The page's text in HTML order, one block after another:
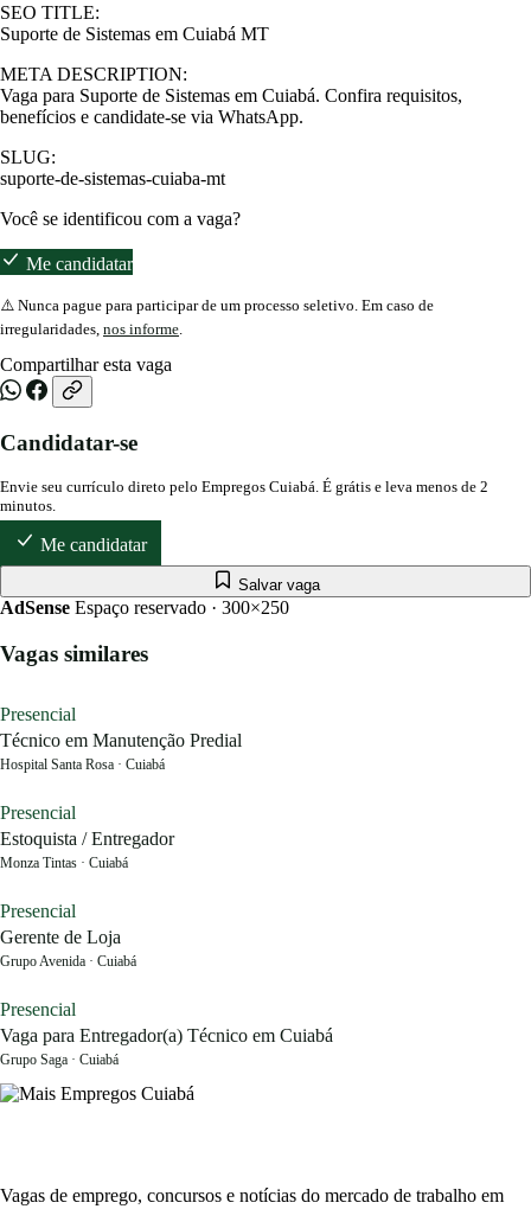
SEO TITLE:
Suporte de Sistemas em Cuiabá MT
META DESCRIPTION:
Vaga para Suporte de Sistemas em Cuiabá. Confira requisitos,
benefícios e candidate-se via WhatsApp.
SLUG:
suporte-de-sistemas-cuiaba-mt
Você se identificou com a vaga?
Me candidatar
⚠️ Nunca pague para participar de um processo seletivo. Em caso de
irregularidades, nos informe
Compartilhar esta vaga
Candidatar-se
Envie seu currículo direto pelo Empregos Cuiabá. É grátis e leva menos de 2
minutos.
Me candidatar
Salvar vaga
AdSense Espaço reservado · 300×250
Vagas similares
Presencial
Técnico em Manutenção Predial
Hospital Santa Rosa · Cuiabá
Presencial
Estoquista / Entregador
Monza Tintas · Cuiabá
Presencial
Gerente de Loja
Grupo Avenida · Cuiabá
Presencial
Vaga para Entregador(a) Técnico em Cuiabá
Grupo Saga · Cuiabá
Vagas de emprego, concursos e notícias do mercado de trabalho em